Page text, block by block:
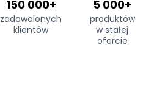
150 000+
zadowolonych
klientów
5 000+
produktów
w stałej
ofercie